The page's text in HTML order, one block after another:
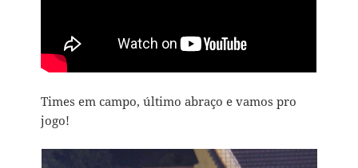
Times em campo, último abraço e vamos pro
jogo!